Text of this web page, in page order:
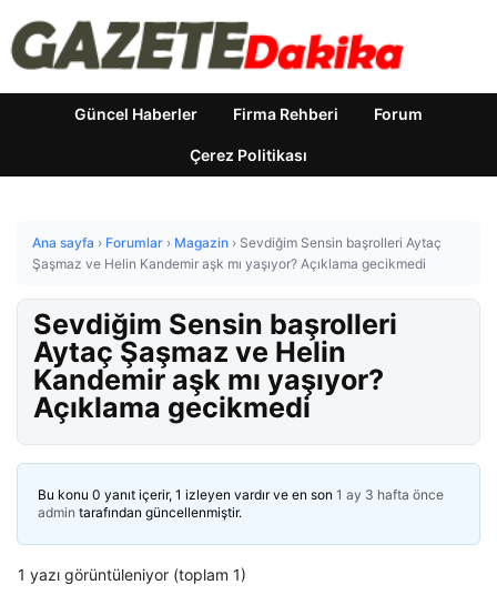
Güncel Haberler Firma Rehberi Forum
Çerez Politikası
Ana sayfa › Forumlar › Magazin › Sevdiğim Sensin başrolleri Aytaç
Şaşmaz ve Helin Kandemir aşk mı yaşıyor? Açıklama gecikmedi
Sevdiğim Sensin başrolleri
Aytaç Şaşmaz ve Helin
Kandemir aşk mı yaşıyor?
Açıklama gecikmedi
Bu konu 0 yanıt içerir, 1 izleyen vardır ve en son 1 ay 3 hafta önce
admin tarafından güncellenmiştir.
1 yazı görüntüleniyor (toplam 1)